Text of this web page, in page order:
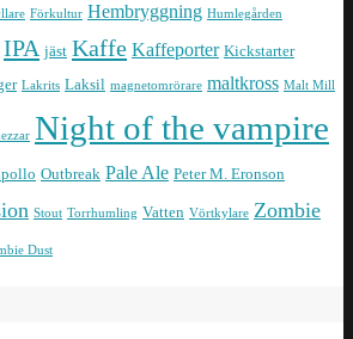
Förkultur Hembryggning Humlegården
IPA jäst Kaffe Kaffeporter Kickstarter
Lakrits Laksil magnetomrörare maltkross Malt Mill
Night of the vampire
Outbreak Pale Ale Peter M. Eronson
Stout Torrhumling Vatten Vörtkylare Zombie
Dust